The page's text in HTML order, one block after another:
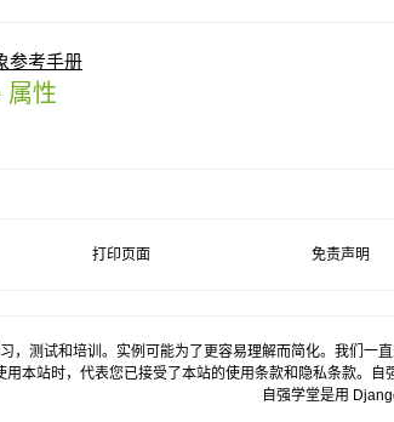
参考手册
属性
打印页面 免责声明
，测试和培训。实例可能为了更容易理解而简化。我们
用本站时，代表您已接受了本站的使用条款和隐私条款。
自强学堂是用